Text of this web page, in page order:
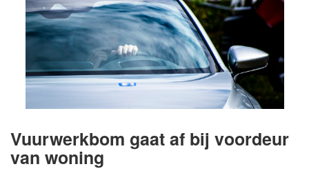
Vuurwerkbom gaat af bij voordeur
van woning